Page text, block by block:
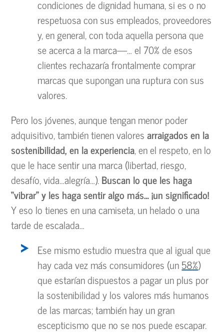
condiciones de dignidad humana, si es o no
respetuosa con sus empleados, proveedores
y, en general, con toda aquella persona que
se acerca a la marca—… el 70% de esos
clientes rechazaría frontalmente comprar
marcas que supongan una ruptura con sus
valores.
Pero los jóvenes, aunque tengan menor poder
adquisitivo, también tienen valoresarraigados en la
sostenibilidad, en la experiencia, en el respeto, en lo
que le hace sentir una marca (libertad, riesgo,
desafío, vida…alegría…).Buscan lo que les haga
“vibrar” y les haga sentir algo más… ¡un significado!
Y eso lo tienes en una camiseta, un helado o una
tarde de escalada…
Ese mismo estudio muestra que al igual que
hay cada vez más consumidores (un58%)
que estarían dispuestos a pagar un plus por
la sostenibilidad y los valores más humanos
de las marcas; también hay un gran
escepticismo que no se nos puede escapar.